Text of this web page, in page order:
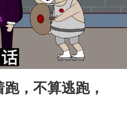
姨”真名谢家梅
悬挂“蒙H好几个8”上路
导干部要带头休假
助的“煎饼叔叔”去世
01:25
，不算逃跑，